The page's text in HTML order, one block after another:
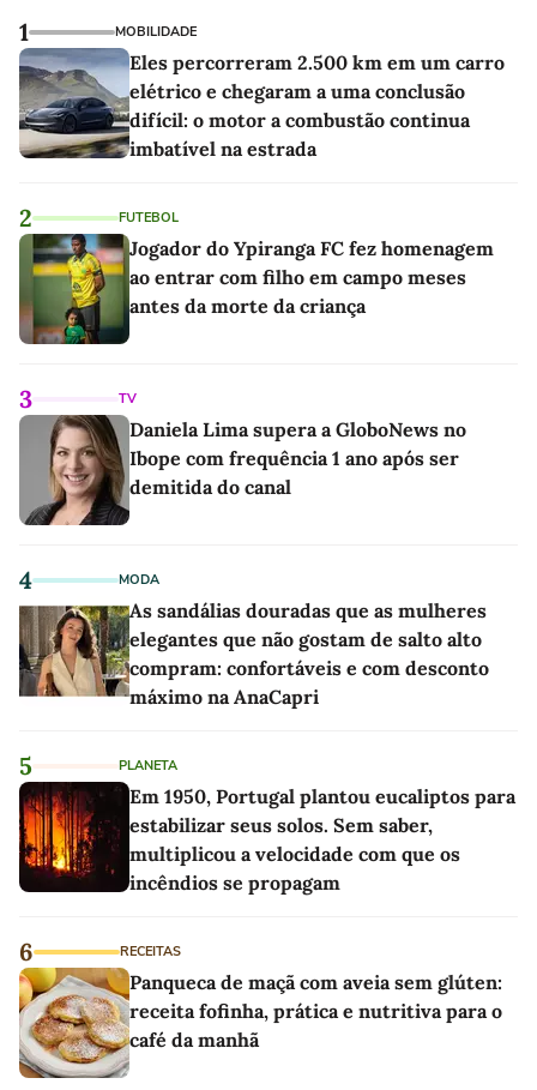
1 MOBILIDADE
Eles percorreram 2.500 km em um carro
elétrico e chegaram a uma conclusão
difícil: o motor a combustão continua
imbatível na estrada
2 FUTEBOL
Jogador do Ypiranga FC fez homenagem
ao entrar com filho em campo meses
antes da morte da criança
3 TV
Daniela Lima supera a GloboNews no
Ibope com frequência 1 ano após ser
demitida do canal
4 MODA
As sandálias douradas que as mulheres
elegantes que não gostam de salto alto
compram: confortáveis e com desconto
máximo na AnaCapri
5 PLANETA
Em 1950, Portugal plantou eucaliptos para
estabilizar seus solos. Sem saber,
multiplicou a velocidade com que os
incêndios se propagam
6 RECEITAS
Panqueca de maçã com aveia sem glúten:
receita fofinha, prática e nutritiva para o
café da manhã